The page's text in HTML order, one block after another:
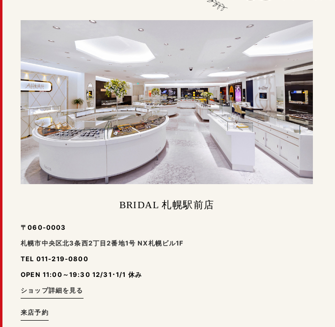
BRIDAL 札幌駅前店
〒060-0003
札幌市中央区北3条西2丁目2番地1号 NX札幌ビル1F
TEL 011-219-0800
OPEN 11:00～19:30 12/31･1/1 休み
ショップ詳細を見る
来店予約